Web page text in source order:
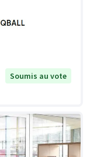
Soumis au vote